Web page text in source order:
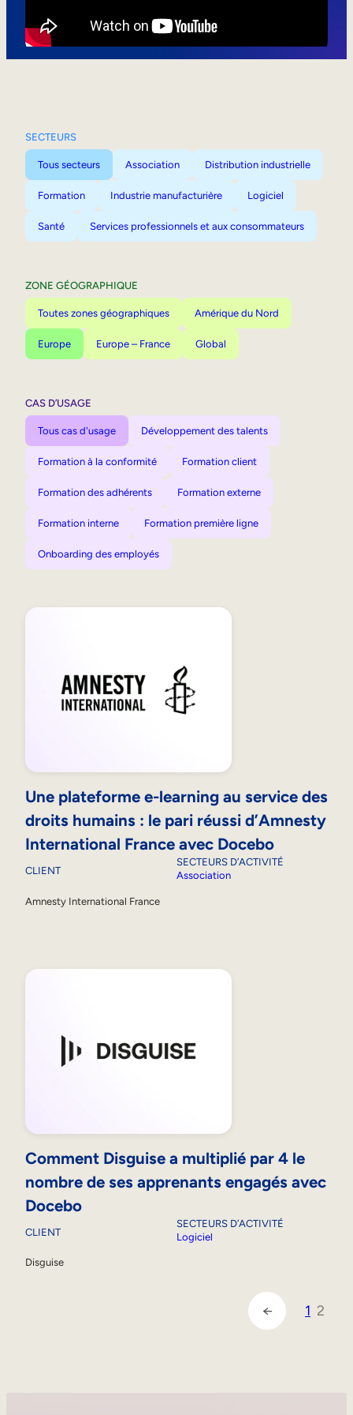
SECTEURS
Tous secteurs Association Distribution industrielle
Formation Industrie manufacturière Logiciel
Santé Services professionnels et aux consommateurs
ZONE GÉOGRAPHIQUE
Toutes zones géographiques Amérique du Nord
Europe Europe – France Global
CAS D’USAGE
Tous cas d'usage Développement des talents
Formation à la conformité Formation client
Formation des adhérents Formation externe
Formation interne Formation première ligne
Onboarding des employés
Une plateforme e-learning au service des
droits humains : le pari réussi d’Amnesty
International France avec Docebo
CLIENT
Amnesty International France
SECTEURS D’ACTIVITÉ
Association
Comment Disguise a multiplié par 4 le
nombre de ses apprenants engagés avec
Docebo
CLIENT
Disguise
SECTEURS D’ACTIVITÉ
Logiciel
← 1 2